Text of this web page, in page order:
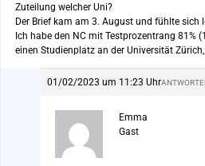
Zuteilung welcher Uni?
Der Brief kam am 3. August und fühlte sich
Ich habe den NC mit Testprozentrang 81%
einen Studienplatz an der Universität
01/02/2023 um 11:23 Uhr
Emma
Gast